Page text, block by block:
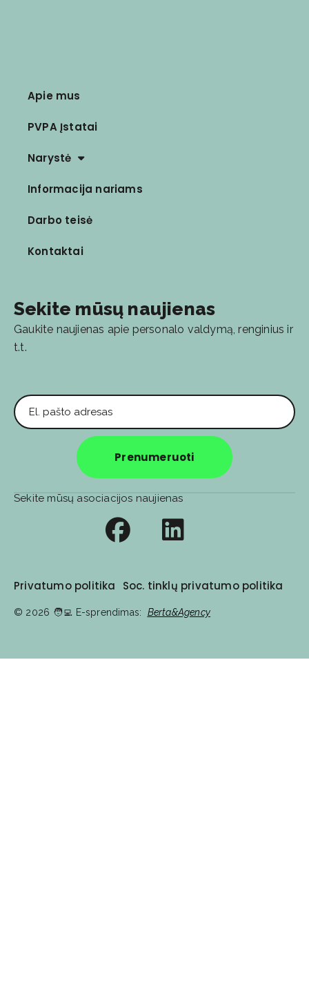
Apie mus
PVPA Įstatai
Narystė
Informacija nariams
Darbo teisė
Kontaktai
Sekite mūsų naujienas
Gaukite naujienas apie personalo valdymą, renginius ir
t.t.
Prenumeruoti
Privatumo politika Soc. tinklų privatumo politika
© 2026 🧑‍💻️ E-sprendimas: Berta&Agency
Sekite mūsų asociacijos naujienas